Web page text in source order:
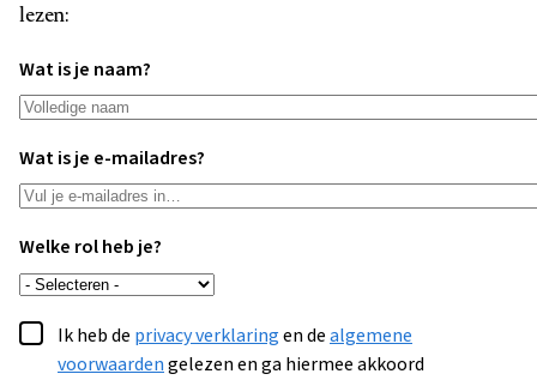
lezen:
Wat is je naam?
Wat is je e-mailadres?
Welke rol heb je?
Ik heb de privacy verklaringen dealgemene
voorwaardengelezen en ga hiermee akkoord